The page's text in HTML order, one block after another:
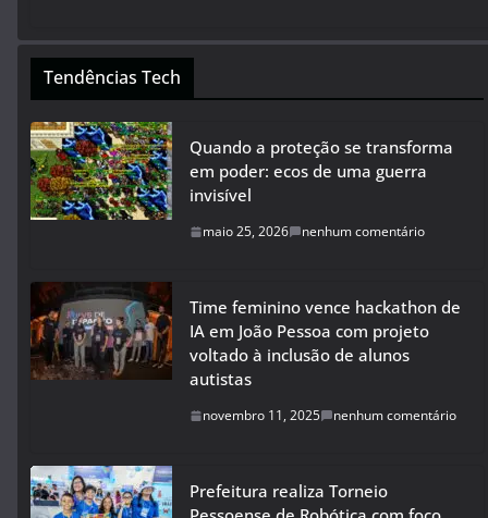
Tendências Tech
Quando a proteção se transforma
em poder: ecos de uma guerra
invisível
maio 25, 2026 nenhum comentário
Time feminino vence hackathon de
IA em João Pessoa com projeto
voltado à inclusão de alunos
autistas
novembro 11, 2025 nenhum comentário
Prefeitura realiza Torneio